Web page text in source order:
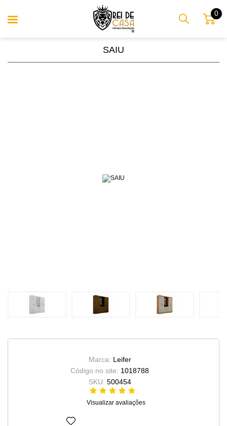
0
SAIU
Marca: Leifer
Código no site: 1018788
SKU: 500454
Visualizar avaliações